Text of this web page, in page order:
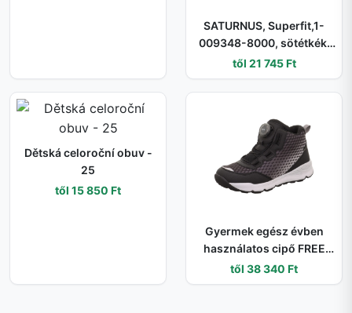
SATURNUS, Superfit,1-
009348-8000, sötétkék,
fiú cipő, egész szezonra
való - 21
től 21 745 Ft
Dětská celoroční obuv -
25
től 15 850 Ft
Gyermek egész évben
használatos cipő FREE
RIDE GTX BOA, Superfit, 1-
000563-0000, fekete - 32
től 38 340 Ft